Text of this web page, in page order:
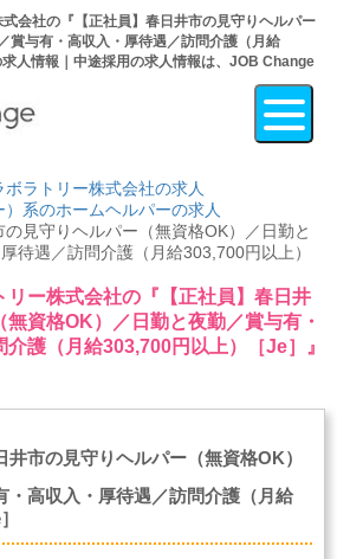
会社の『【正社員】春日井市の見守りヘルパー
賞与有・高収入・厚待遇／訪問介護（月給
人情報｜中途採用の求人情報は、JOB Change
ラトリー株式会社の求人
系のホームヘルパーの求人
の見守りヘルパー（無資格OK）／日勤と
待遇／訪問介護（月給303,700円以上）
リー株式会社の『【正社員】春日井
資格OK）／日勤と夜勤／賞与有・
護（月給303,700円以上）［Je］』
井市の見守りヘルパー（無資格OK）
・高収入・厚待遇／訪問介護（月給